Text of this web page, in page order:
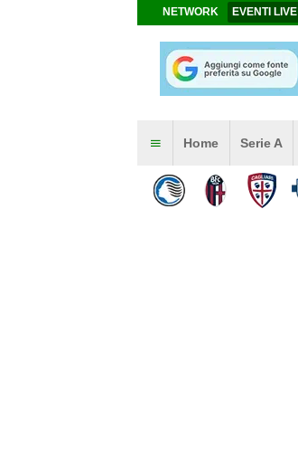
NETWORK EVENTI LIVE
Home Serie A